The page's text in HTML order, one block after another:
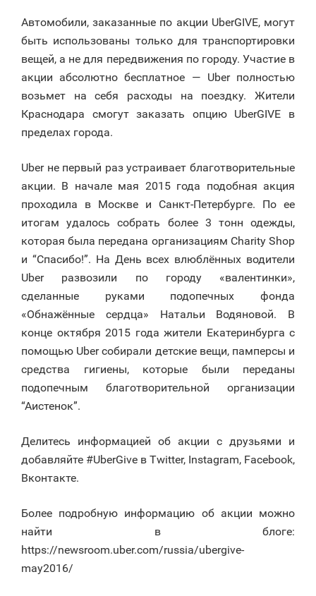
Автомобили, заказанные по акции UberGIVE, могут
быть использованы только для транспортировки
вещей, а не для передвижения по городу. Участие в
акции абсолютно бесплатное — Uber полностью
возьмет на себя расходы на поездку. Жители
Краснодара смогут заказать опцию UberGIVE в
пределах города.
Uber не первый раз устраивает благотворительные
акции. В начале мая 2015 года подобная акция
проходила в Москве и Санкт-Петербурге. По ее
итогам удалось собрать более 3 тонн одежды,
которая была передана организациям Charity Shop
и “Спасибо!”. На День всех влюблённых водители
Uber развозили по городу «валентинки»,
сделанные руками подопечных фонда
«Обнажённые сердца» Натальи Водяновой. В
конце октября 2015 года жители Екатеринбурга с
помощью Uber собирали детские вещи, памперсы и
средства гигиены, которые были переданы
подопечным благотворительной организации
“Аистенок”.
Делитесь информацией об акции с друзьями и
добавляйте #UberGive в Twitter, Instagram, Facebook,
Вконтакте.
Более подробную информацию об акции можно
найти в блоге:
https://newsroom.uber.com/russia/ubergive-
may2016/